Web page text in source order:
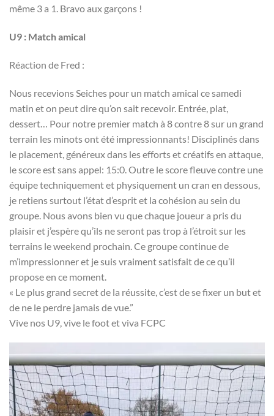
même 3 a 1. Bravo aux garçons !
U9 : Match amical
Réaction de Fred :
Nous recevions Seiches pour un match amical ce samedi
matin et on peut dire qu’on sait recevoir. Entrée, plat,
dessert… Pour notre premier match à 8 contre 8 sur un grand
terrain les minots ont été impressionnants! Disciplinés dans
le placement, généreux dans les efforts et créatifs en attaque,
le score est sans appel: 15:0. Outre le score fleuve contre une
équipe techniquement et physiquement un cran en dessous,
je retiens surtout l’état d’esprit et la cohésion au sein du
groupe. Nous avons bien vu que chaque joueur a pris du
plaisir et j’espère qu’ils ne seront pas trop à l’étroit sur les
terrains le weekend prochain. Ce groupe continue de
m’impressionner et je suis vraiment satisfait de ce qu’il
propose en ce moment.
« Le plus grand secret de la réussite, c’est de se fixer un but et
de ne le perdre jamais de vue.”
Vive nos U9, vive le foot et viva FCPC